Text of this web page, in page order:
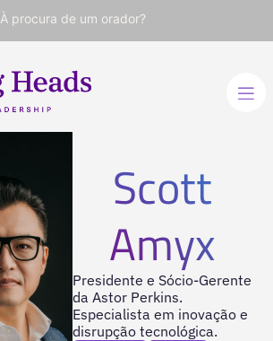
À procura de um orador?
Scott
Amyx
Presidente e Sócio-Gerente
da Astor Perkins.
Especialista em inovação e
disrupção tecnológica.